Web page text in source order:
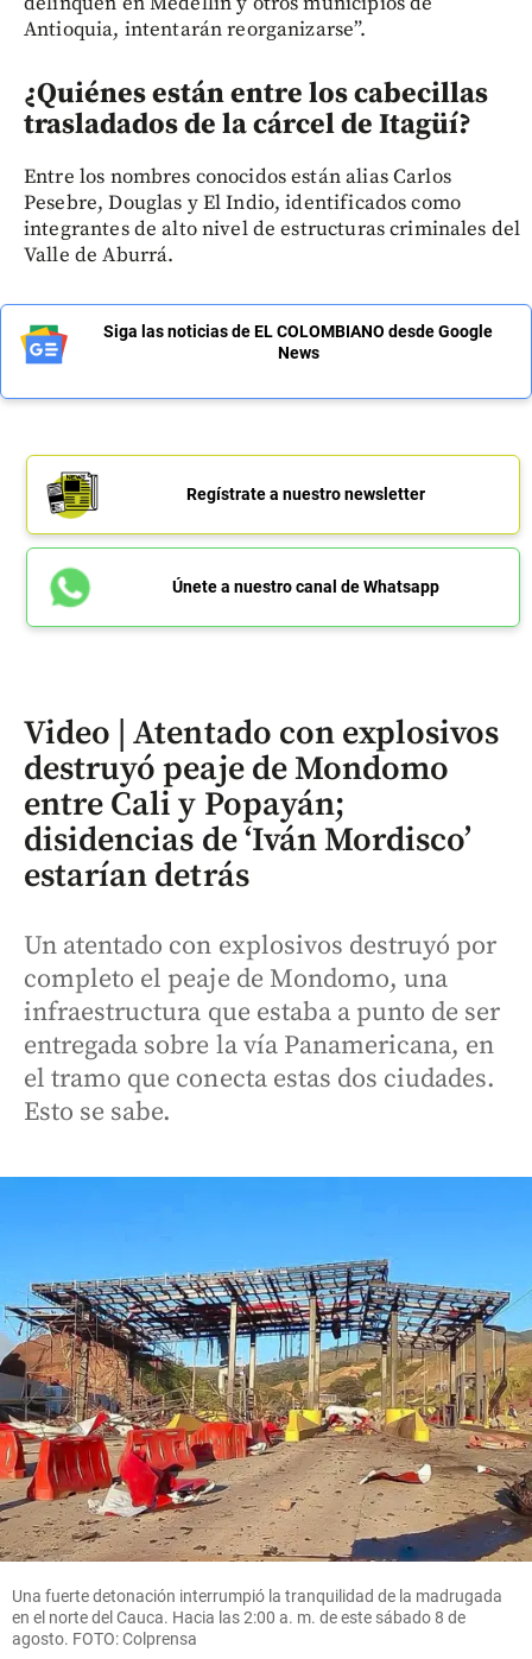
Antioquia, intentarán reorganizarse”.
¿Quiénes están entre los cabecillas
trasladados de la cárcel de Itagüí?
Entre los nombres conocidos están alias Carlos
Pesebre, Douglas y El Indio, identificados como
integrantes de alto nivel de estructuras criminales del
Valle de Aburrá.
Siga las noticias de EL COLOMBIANO desde Google
News
Regístrate a nuestro newsletter
Únete a nuestro canal de Whatsapp
Video | Atentado con explosivos
destruyó peaje de Mondomo
entre Cali y Popayán;
disidencias de ‘Iván Mordisco’
estarían detrás
Un atentado con explosivos destruyó por
completo el peaje de Mondomo, una
infraestructura que estaba a punto de ser
entregada sobre la vía Panamericana, en
el tramo que conecta estas dos ciudades.
Esto se sabe.
Una fuerte detonación interrumpió la tranquilidad de la madrugada
en el norte del Cauca. Hacia las 2:00 a. m. de este sábado 8 de
agosto. FOTO: Colprensa